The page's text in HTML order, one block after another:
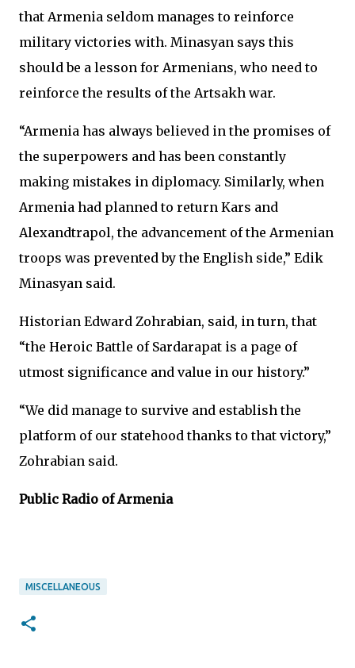
that Armenia seldom manages to reinforce
military victories with. Minasyan says this
should be a lesson for Armenians, who need to
reinforce the results of the Artsakh war.
“Armenia has always believed in the promises of
the superpowers and has been constantly
making mistakes in diplomacy. Similarly, when
Armenia had planned to return Kars and
Alexandtrapol, the advancement of the Armenian
troops was prevented by the English side,” Edik
Minasyan said.
Historian Edward Zohrabian, said, in turn, that
“the Heroic Battle of Sardarapat is a page of
utmost significance and value in our history.”
“We did manage to survive and establish the
platform of our statehood thanks to that victory,”
Zohrabian said.
Public Radio of Armenia
MISCELLANEOUS